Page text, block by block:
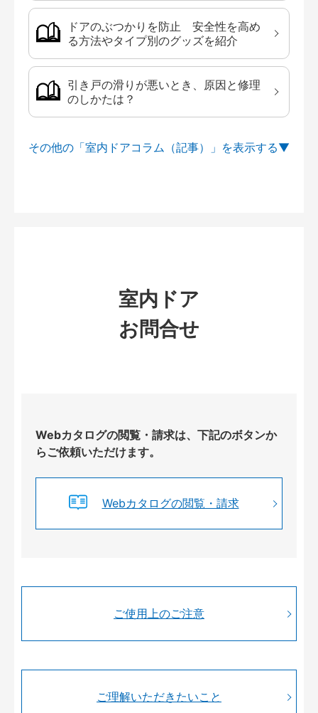
ドアのぶつかりを防止 安全性を高め
る方法やタイプ別のグッズを紹介
引き戸の滑りが悪いとき、原因と修理
のしかたは？
その他の「室内ドアコラム（記事）」を
室内ドア
お問合せ
Webカタログの閲覧・請求は、下記のボタンか
らご依頼いただけます。
Webカタログの閲覧・請求
ご使用上のご注意
ご理解いただきたいこと